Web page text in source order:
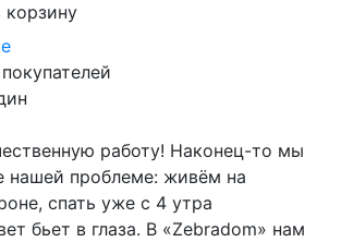
корзину
работу! Наконец-то мы
нашей проблеме: живём на
спать уже с 4 утра
бьет в глаза. В «Zebradom» нам